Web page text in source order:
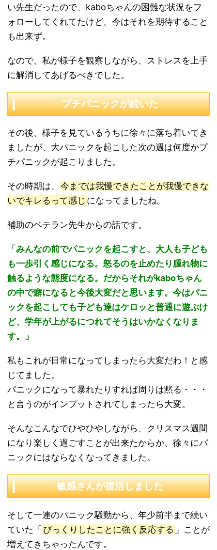
い先生だったので、kaboちゃんの困難な状況をフ
ォローしてくれてたけど、今はそれを期待すること
も出来ず。
なので、私が様子を観察しながら、ストレスを上手
に解消してあげるべきでした。
プチパニックが続いた
その後、様子を見ているうちに徐々に落ち着いてき
ましたが、大パニックを起こした次の週は何度かプ
チパニックが起こりました。
その時期は、 今までは我慢できたことが我慢できな
いでキレるって感じ になってましたね。
補助のベテラン先生からの話です。
「みんなの前でパニックを起こすと、大人も子ども
も一歩引く感じになる。怒るのを止めたり腫れ物に
触るような態度になる。だからそれがkaboちゃん
の中で癖になると今後大変だと思います。今はパニ
ックを起こしても子ども達はケロッと普通に遊ぶけ
ど、学年が上がるにつれてそうはいかなくなりま
す。」
私もこれが日常になってしまったら大変だわ！と感
じてました。
パニックになって暴れたりすれば周りは黙る・・・
と言うのがインプットされてしまったら大変。
そんなこんなでひやひやしながら、クリスマス週間
になり楽しく過ごすことが出来たからか、徐々にパ
ニックにはならなくなってきました。
敏感さんが復活しました
そして一連のパニック騒動から、年少前半まで続い
ていた「びっくりしたことに強く反応する 」ことが
増えてきちゃったんです。